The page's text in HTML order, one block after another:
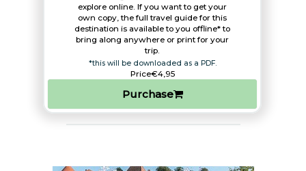
explore online. If you want to get your
own copy, the full travel guide for this
destination is available to you offline* to
bring along anywhere or print for your
trip.​
*this will be downloaded as a PDF.
Price€4,95
Purchase